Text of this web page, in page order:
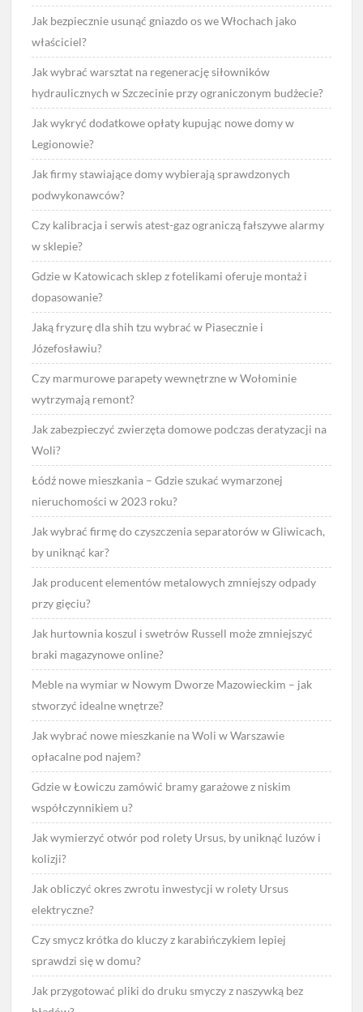
Jak bezpiecznie usunąć gniazdo os we Włochach jako
właściciel?
Jak wybrać warsztat na regenerację siłowników
hydraulicznych w Szczecinie przy ograniczonym budżecie?
Jak wykryć dodatkowe opłaty kupując nowe domy w
Legionowie?
Jak firmy stawiające domy wybierają sprawdzonych
podwykonawców?
Czy kalibracja i serwis atest-gaz ograniczą fałszywe alarmy
w sklepie?
Gdzie w Katowicach sklep z fotelikami oferuje montaż i
dopasowanie?
Jaką fryzurę dla shih tzu wybrać w Piasecznie i
Józefosławiu?
Czy marmurowe parapety wewnętrzne w Wołominie
wytrzymają remont?
Jak zabezpieczyć zwierzęta domowe podczas deratyzacji na
Woli?
Łódź nowe mieszkania – Gdzie szukać wymarzonej
nieruchomości w 2023 roku?
Jak wybrać firmę do czyszczenia separatorów w Gliwicach,
by uniknąć kar?
Jak producent elementów metalowych zmniejszy odpady
przy gięciu?
Jak hurtownia koszul i swetrów Russell może zmniejszyć
braki magazynowe online?
Meble na wymiar w Nowym Dworze Mazowieckim – jak
stworzyć idealne wnętrze?
Jak wybrać nowe mieszkanie na Woli w Warszawie
opłacalne pod najem?
Gdzie w Łowiczu zamówić bramy garażowe z niskim
współczynnikiem u?
Jak wymierzyć otwór pod rolety Ursus, by uniknąć luzów i
kolizji?
Jak obliczyć okres zwrotu inwestycji w rolety Ursus
elektryczne?
Czy smycz krótka do kluczy z karabińczykiem lepiej
sprawdzi się w domu?
Jak przygotować pliki do druku smyczy z naszywką bez